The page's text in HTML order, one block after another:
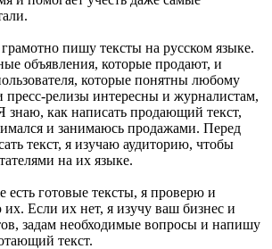
пишу тексты на русском языке.
объявления, которые продают, и
которые понятны любому
пресс-релизы интересны и журналистам,
знаю, как написать продающий текст,
и занимаюсь продажами. Перед
текст, я изучаю аудиторию, чтобы
на их языке.
есть готовые тексты, я проверю и
их. Если их нет, я изучу ваш бизнес и
задам необходимые вопросы и напишу
текст.